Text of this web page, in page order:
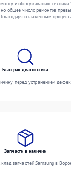
и обслуживанию
общее число ремонтов
отлаженным
Быстрая диагностика
перед устранением
Запчасти в наличии
запчастей Samsung в